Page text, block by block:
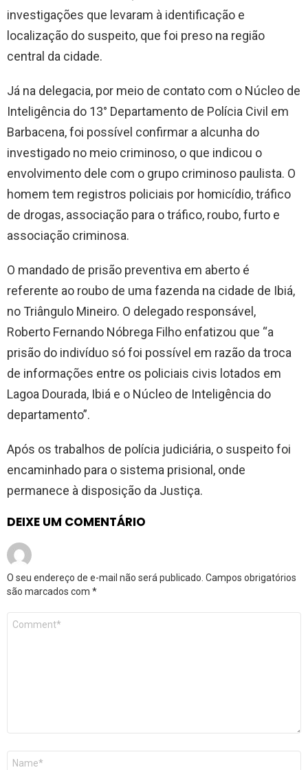
investigações que levaram à identificação e
localização do suspeito, que foi preso na região
central da cidade.
Já na delegacia, por meio de contato com o Núcleo de
Inteligência do 13° Departamento de Polícia Civil em
Barbacena, foi possível confirmar a alcunha do
investigado no meio criminoso, o que indicou o
envolvimento dele com o grupo criminoso paulista. O
homem tem registros policiais por homicídio, tráfico
de drogas, associação para o tráfico, roubo, furto e
associação criminosa.
O mandado de prisão preventiva em aberto é
referente ao roubo de uma fazenda na cidade de Ibiá,
no Triângulo Mineiro. O delegado responsável,
Roberto Fernando Nóbrega Filho enfatizou que “a
prisão do indivíduo só foi possível em razão da troca
de informações entre os policiais civis lotados em
Lagoa Dourada, Ibiá e o Núcleo de Inteligência do
departamento”.
Após os trabalhos de polícia judiciária, o suspeito foi
encaminhado para o sistema prisional, onde
permanece à disposição da Justiça.
DEIXE UM COMENTÁRIO
O seu endereço de e-mail não será publicado. Campos obrigatórios
são marcados com *
Comentário
Nome